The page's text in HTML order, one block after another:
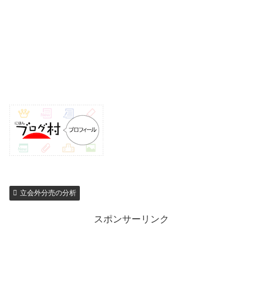
立会外分売の分析
スポンサーリンク